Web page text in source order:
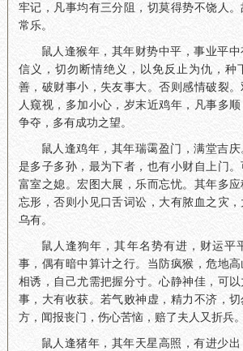
牢记，凡事均有三分阻，切莫得势不饶人
常乐。
鼠人逢猴年，其年财势中平，事业平
信义，切勿断情绝义，以免反止为仇，种
善，破财事小，失友事大。否则感情破裂
人窥视，多加小心，岁末近鸡年，凡事多
争夺，多有成功之望。
鼠人逢鸡年，其年瑞霭盈门，满堂吉
是多子多孙，最为下者，也有小财自上门
富室之媳。宏图大展，乐而忘忧。其年多
忘形，否则小见口舌词讼，大有脓血之灾
乌有。
鼠人逢狗年，其年名势有进，财运平
事，偶有暗中算计之行。当防疯猴，危地
相诱，自己尤需把握分寸。心静神佳，可
事，大有收获。若气败神虚，精力不济，
方，闻报丧门，伤心苦恼，赔了夫人又折兵。
鼠人逢猪年，其年天星高照，有进少